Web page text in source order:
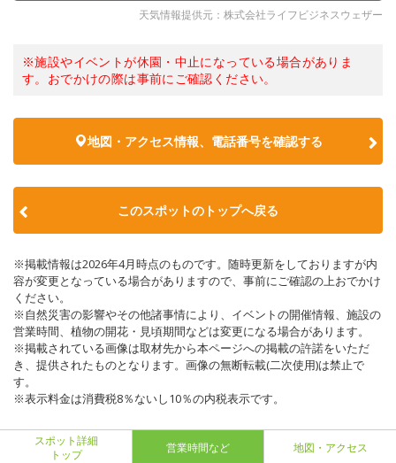
天気情報提供元：株式会社ライフビジネスウェザー
※施設やイベントが休園・中止になっている場合がありま
す。おでかけの際は事前にご確認ください。
地図・アクセス情報、電話番号を確認する
このスポットのトップへ戻る
※掲載情報は2026年4月時点のものです。随時更新をしておりますが内
容が変更となっている場合がありますので、事前にご確認の上おでかけ
ください。
※自然災害の影響やその他諸事情により、イベントの開催情報、施設の
営業時間、植物の開花・見頃期間などは変更になる場合があります。
※掲載されている画像は取材先から本ページへの掲載の許諾をいただ
き、提供されたものとなります。画像の無断転載(二次使用)は禁止で
す。
※表示料金は消費税8％ないし10％の内税表示です。
スポット詳細
トップ
営業時間など 地図・アクセス